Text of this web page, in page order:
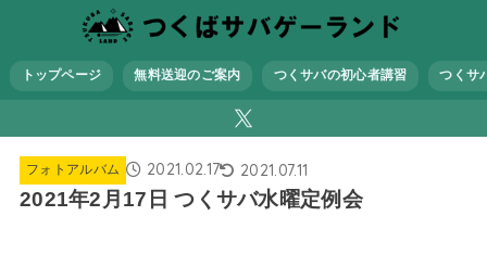
トップページ 無料送迎のご案内 つくサバの初心者講習 つくサ
フォトアルバム 2021.02.17 2021.07.11
2021年2月17日 つくサバ水曜定例会